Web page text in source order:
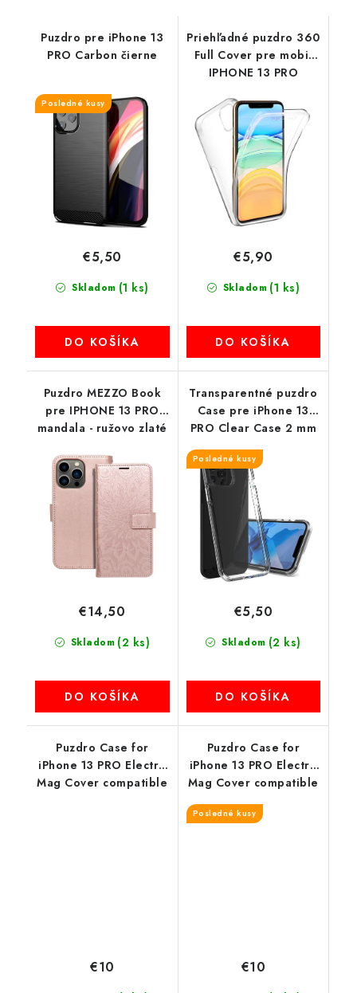
Puzdro pre iPhone 13
PRO Carbon čierne
Posledné kusy
Skladom (1 ks)
€5,50
DO KOŠÍKA
Priehľadné puzdro 360
Full Cover pre mobil
IPHONE 13 PRO
Skladom (1 ks)
€5,90
DO KOŠÍKA
Puzdro MEZZO Book
pre IPHONE 13 PRO
mandala - ružovo zlaté
Skladom (2 ks)
€14,50
DO KOŠÍKA
Transparentné puzdro
Case pre iPhone 13
PRO Clear Case 2 mm
Posledné kusy
Skladom (2 ks)
€5,50
DO KOŠÍKA
Puzdro Case for
iPhone 13 PRO Electro
Mag Cover compatible
€10
Puzdro Case for
iPhone 13 PRO Electro
Mag Cover compatible
with MagSafe zlaté
Posledné kusy
€10